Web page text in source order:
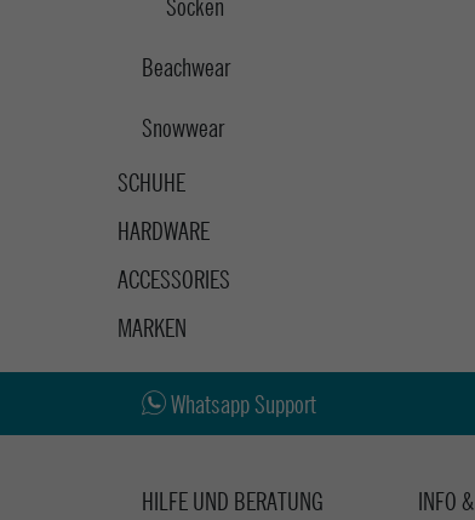
Socken
Beachwear
Snowwear
SCHUHE
HARDWARE
ACCESSORIES
MARKEN
Whatsapp Support
HILFE UND BERATUNG INFO